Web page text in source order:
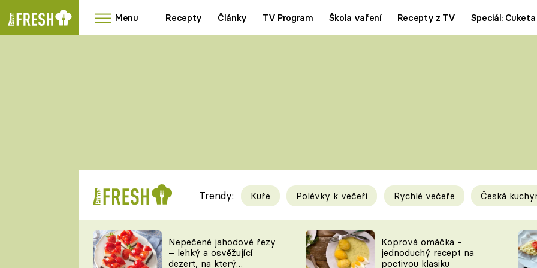
Menu Recepty Články TV Program Škola vaření Recepty z TV Speciál: Cuketa
RYCHLOVKY
Videorecepty
TEĎ VAŘÍ ŠÉF!
Tipy a triky
KAM ZA JÍDLEM
Trendy: Kuře Polévky k večeři Rychlé večeře Česká
Nepečené jahodové řezy
– lehký a osvěžující
dezert, na který
Koprová omáčka -
jednoduchý recept na
poctivou klasiku